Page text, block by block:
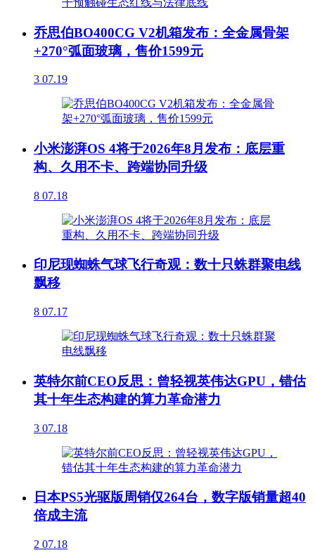
乔思伯BO400CG V2机箱发布：全金属骨架
+270°弧面玻璃，售价1599元
3 07.19
小米澎湃OS 4将于2026年8月发布：底层重
构、久用不卡、跨端协同升级
8 07.18
印尼现蜘蛛气球飞行奇观：数十只蛛群聚电线
飘移
8 07.17
英特尔前CEO反思：曾轻视英伟达GPU，错估
其十年生态构建的算力革命潜力
3 07.18
日本PS5光驱版周销仅264台，数字版销量超40
倍成主流
2 07.18